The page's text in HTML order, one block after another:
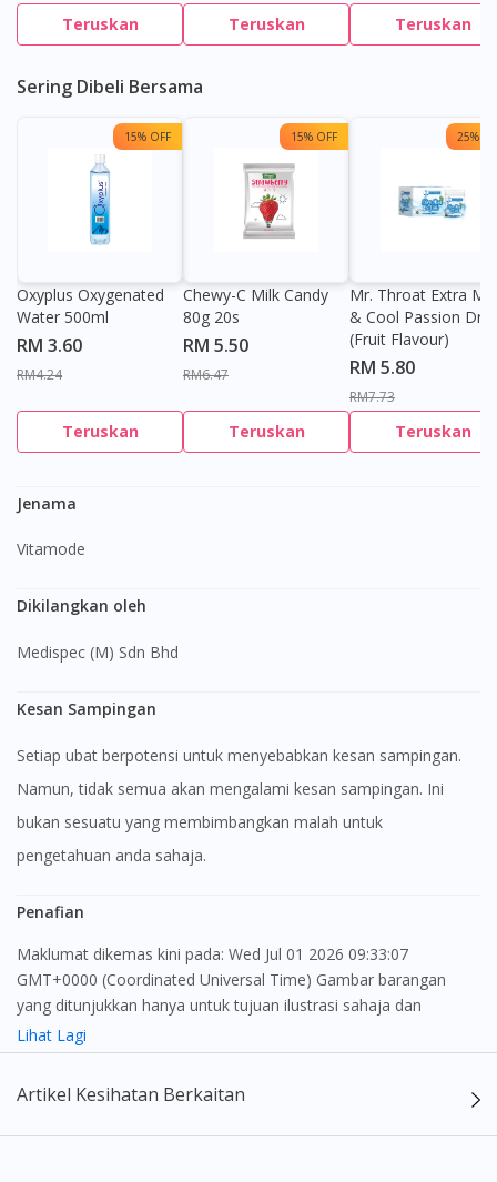
Visit DoctorOnCall Singapore
You seem to be shopping from Singapore
Teruskan Teruskan Teruskan
Sering Dibeli Bersama
15% OFF
Oxyplus Oxygenated
Water 500ml
RM 3.60
RM4.24
Teruskan
15% OFF
Chewy-C Milk Candy
80g 20s
RM 5.50
RM6.47
Teruskan
25%
Mr. Throat Extra
& Cool Passion
(Fruit Flavour)
RM 5.80
RM7.73
Teruskan
Jenama
Vitamode
Dikilangkan oleh
Medispec (M) Sdn Bhd
Kesan Sampingan
Setiap ubat berpotensi untuk menyebabkan kesan sampingan.
Namun, tidak semua akan mengalami kesan sampingan. Ini
bukan sesuatu yang membimbangkan malah untuk
pengetahuan anda sahaja.
Penafian
Maklumat dikemas kini pada: Wed Jul 01 2026 09:33:07
GMT+0000 (Coordinated Universal Time) Gambar barangan
yang ditunjukkan hanya untuk tujuan ilustrasi sahaja dan
mungkin tidak seperti produk yang sebenar
maklumat sahaja, bagi kegunaan para pengamal perubatan dan
bukan bertujuan sebagai rujukan kepada pengguna untuk
Lihat Lagi
Artikel Kesihatan Berkaitan